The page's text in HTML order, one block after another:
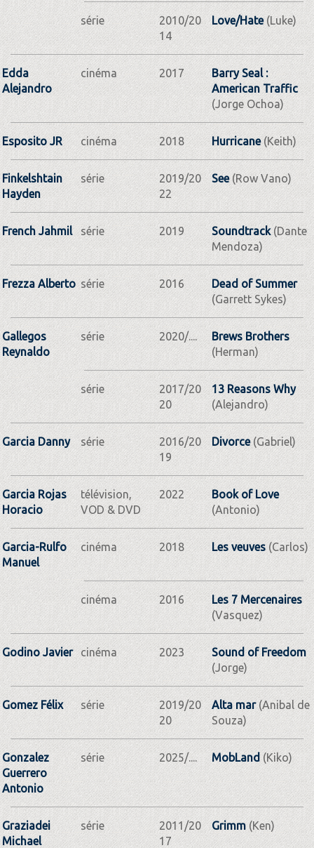
série
2010/20
14
Love/Hate(Luke)
Edda
Alejandro
cinéma 2017
Barry Seal :
American Traffic
(Jorge Ochoa)
Esposito JR cinéma 2018 Hurricane(Keith)
Finkelshtain
Hayden
série
2019/20
22
See(Row Vano)
French Jahmil série 2019 Soundtrack(Dante
Mendoza)
Frezza Alberto série 2016
Dead of Summer
(Garrett Sykes)
Gallegos
Reynaldo
série 2020/....
Brews Brothers
(Herman)
série
2017/20
20
13 Reasons Why
(Alejandro)
Garcia Danny série
2016/20
19
Divorce(Gabriel)
Garcia Rojas
Horacio
télévision,
VOD & DVD
2022
Book of Love
(Antonio)
Garcia-Rulfo
Manuel
cinéma 2018 Les veuves(Carlos)
cinéma 2016
Les 7 Mercenaires
(Vasquez)
Godino Javier cinéma 2023
Sound of Freedom
(Jorge)
Gomez Félix série
2019/20
20
Alta mar(Anibal de
Souza)
Gonzalez
Guerrero
Antonio
série 2025/.... MobLand (Kiko)
Graziadei
Michael
série
2011/20
17
Grimm(Ken)